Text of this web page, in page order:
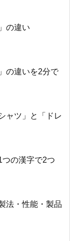
の違い
の違いを2分で
ャツ」と「ドレ
の漢字で2つ
法・性能・製品